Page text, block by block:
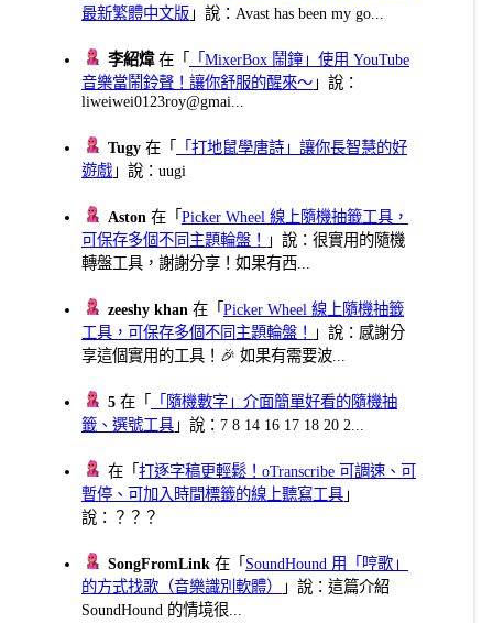
最新繁體中文版 」說：Avast has been my go...
李紹煒在「
「MixerBox 鬧鐘」使用 YouTube
音樂當鬧鈴聲！讓你舒服的醒來～ 」說：
liweiwei0123roy@gmai...
Tugy 在「
「打地鼠學唐詩」讓你長智慧的好
遊戲 」說：uugi
Aston 在「Picker Wheel 線上隨機抽籤工具，
可保存多個不同主題輪盤！
」說：很實用的隨機
轉盤工具，謝謝分享！如果有西...
zeeshy khan 在「Picker Wheel 線上隨機抽籤
工具，可保存多個不同主題輪盤！
」說：感謝分
享這個實用的工具！🎉 如果有需要波...
5 在「
「隨機數字」介面簡單好看的隨機抽
籤、選號工具 」說：7 8 14 16 17 18 20 2...
在「打逐字稿更輕鬆！oTranscribe 可調速、可
暫停、可加入時間標籤的線上聽寫工具 」
說：？？？
SongFromLink 在「 SoundHound 用「哼歌」
的方式找歌（音樂識別軟體）
」說：這篇介紹
SoundHound 的情境很...